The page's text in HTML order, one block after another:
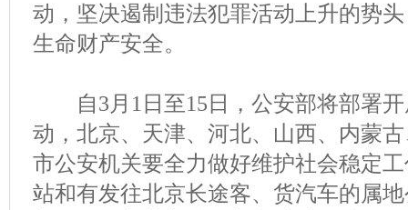
动，坚决遏制违法犯罪活动上升的势
生命财产安全。
自3月1日至15日，公安部将部署开
动，北京、天津、河北、山西、内蒙
市公安机关要全力做好维护社会稳定
站和有发往北京长途客、货汽车的属